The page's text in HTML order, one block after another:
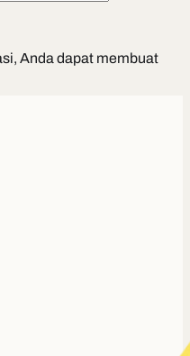
Anda dapat membuat